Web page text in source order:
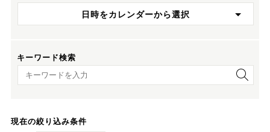
日時をカレンダーから選択
キーワード検索
キーワード検索
現在の絞り込み条件